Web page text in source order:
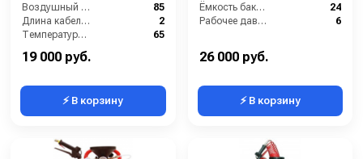
Воздушный поток (л/сек):
85
Длина кабеля (м):
2
Температура (°C):
65
19 000 руб.
⚡ В корзину
Ёмкость бака (л):
24
Рабочее давление (бар):
6
26 000 руб.
⚡ В корзину